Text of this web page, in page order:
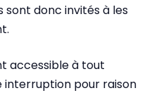
sont donc invités à les
accessible à tout
interruption pour raison